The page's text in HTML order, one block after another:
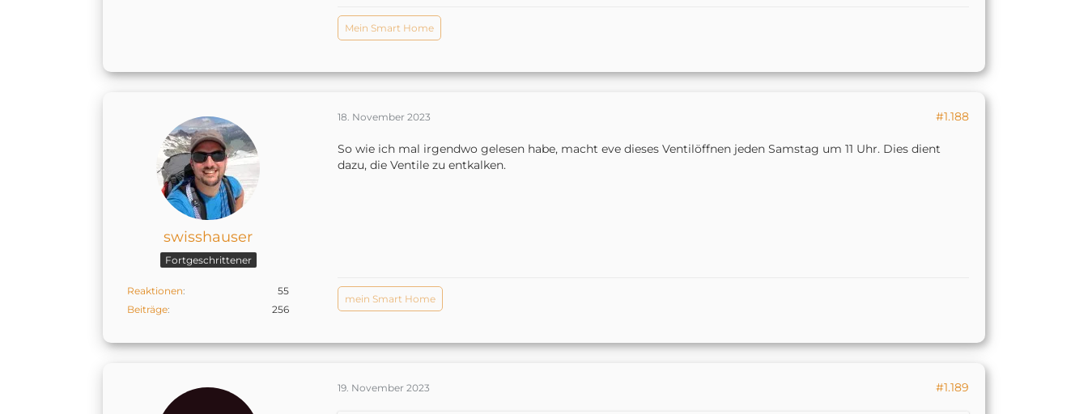
Mein Smart Home
swisshauser
Fortgeschrittener
Reaktionen
55
Beiträge
256
18. November 2023 #1.188
So wie ich mal irgendwo gelesen habe, macht eve dieses Ventilöffnen jeden Samstag um 11 Uhr. Dies dient
dazu, die Ventile zu entkalken.
mein Smart Home
19. November 2023 #1.189